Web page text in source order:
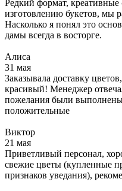
Редкий формат, креативные
изготовлению букетов, мы
Насколько я понял это
дамы всегда в восторге.
Алиса
31 мая
Заказывала доставку
красивый! Менеджер
пожелания были
положительные
Виктор
21 мая
Приветливый персонал,
свежие цветы (купленные
признаков уведания),